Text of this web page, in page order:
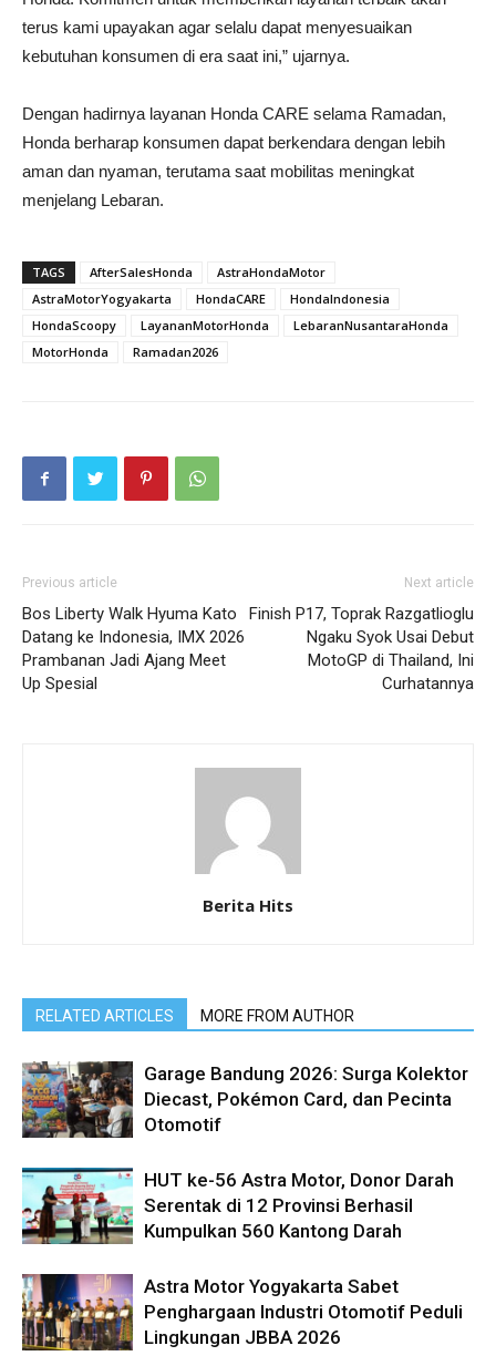
terus kami upayakan agar selalu dapat menyesuaikan
kebutuhan konsumen di era saat ini,” ujarnya.
Dengan hadirnya layanan Honda CARE selama Ramadan,
Honda berharap konsumen dapat berkendara dengan lebih
aman dan nyaman, terutama saat mobilitas meningkat
menjelang Lebaran.
TAGS AfterSalesHonda
AstraHondaMotor
AstraMotorYogyakarta
HondaCARE
HondaIndonesia
HondaScoopy
LayananMotorHonda
LebaranNusantaraHonda
MotorHonda
Ramadan2026
Previous article
Bos Liberty Walk Hyuma Kato
Datang ke Indonesia, IMX 2026
Prambanan Jadi Ajang Meet
Up Spesial
Next article
Finish P17, Toprak Razgatlioglu
Ngaku Syok Usai Debut
MotoGP di Thailand, Ini
Curhatannya
Berita Hits
RELATED ARTICLES MORE FROM AUTHOR
Garage Bandung 2026: Surga Kolektor
Diecast, Pokémon Card, dan Pecinta
Otomotif
HUT ke-56 Astra Motor, Donor Darah
Serentak di 12 Provinsi Berhasil
Kumpulkan 560 Kantong Darah
Astra Motor Yogyakarta Sabet
Penghargaan Industri Otomotif Peduli
Lingkungan JBBA 2026